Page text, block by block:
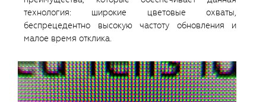
технология: широкие цветовые охваты,
беспрецедентно высокую частоту обновления и
малое время отклика.